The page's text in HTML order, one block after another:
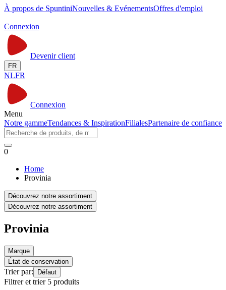
À propos de SpuntiniNouvelles & EvénementsOffres d'emploi
Connexion
Devenir client
FR
NLFR
Connexion
Menu
Notre gammeTendances & InspirationFilialesPartenaire de confiance
0
Home
Provinia
Découvrez notre assortiment
Découvrez notre assortiment
Provinia
Marque
État de conservation
Trier par: Défaut
Filtrer et trier 5 produits